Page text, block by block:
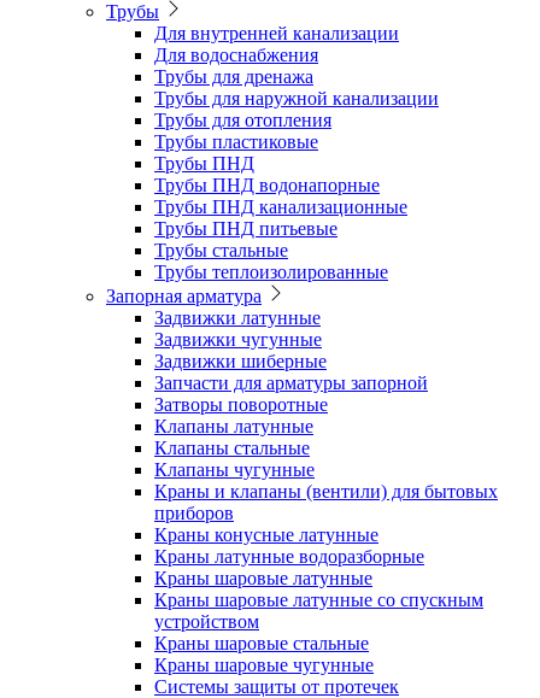
Трубы
Для внутренней канализации
Для водоснабжения
Трубы для дренажа
Трубы для наружной канализации
Трубы для отопления
Трубы пластиковые
Трубы ПНД
Трубы ПНД водонапорные
Трубы ПНД канализационные
Трубы ПНД питьевые
Трубы стальные
Трубы теплоизолированные
Запорная арматура
Задвижки латунные
Задвижки чугунные
Задвижки шиберные
Запчасти для арматуры запорной
Затворы поворотные
Клапаны латунные
Клапаны стальные
Клапаны чугунные
Краны и клапаны (вентили) для бытовых
приборов
Краны конусные латунные
Краны латунные водоразборные
Краны шаровые латунные
Краны шаровые латунные со спускным
устройством
Краны шаровые стальные
Краны шаровые чугунные
Системы защиты от протечек